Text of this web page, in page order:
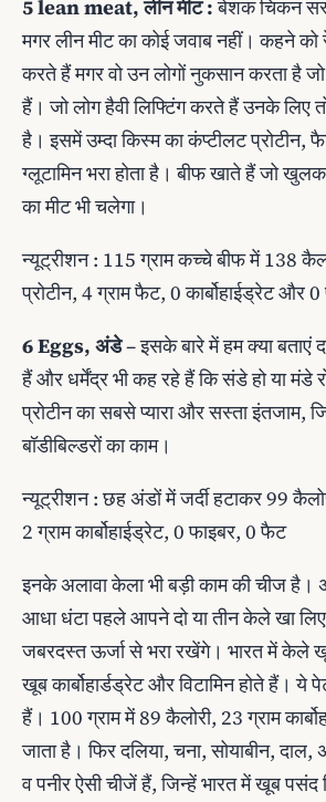
5 lean meat, लीन मीट :बेशक चिकन
मगर लीन मीट का कोई जवाब नहीं। कहने को
करते हैं मगर वो उन लोगों नुकसान करता है
हैं। जो लोग हैवी लिफ्टिंग करते हैं उनके लिए
है। इसमें उम्‍दा किस्‍म का कंप्‍टीलट
ग्‍लूटामिन भरा होता है। बीफ खाते हैं जो
का मीट भी चलेगा।
न्‍यूट्रीशन : 115 ग्राम कच्‍चे बीफ में 138
प्रोटीन, 4 ग्राम फैट, 0 कार्बोहाईड्रेट और
6 Eggs, अंडे– इसके बारे में हम क्‍या बताएं
हैं और धर्मेंद्र भी कह रहे हैं कि संडे हो या मंडे
प्रोटीन का सबसे प्‍यारा और सस्‍ता इंतजाम,
बॉडीबिल्‍डरों का काम।
न्‍यूट्रीशन : छह अंडों में जर्दी हटाकर 99
2 ग्राम कार्बोहाईड्रेट, 0 फाइबर, 0 फैट
इनके अलावा केला भी बड़ी काम की चीज है।
आधा धंटा पहले आपने दो या तीन केले खा
जबरदस्‍त ऊर्जा से भरा रखेंगे। भारत में केले
खूब कार्बोहार्डड्रेट और विटामिन होते हैं। ये
हैं। 100 ग्राम में 89 कैलोरी, 23 ग्राम
जाता है। फिर दलिया, चना, सोयाबीन,
व पनीर ऐसी चीजें हैं, जिन्‍हें भारत में खूब पसंद